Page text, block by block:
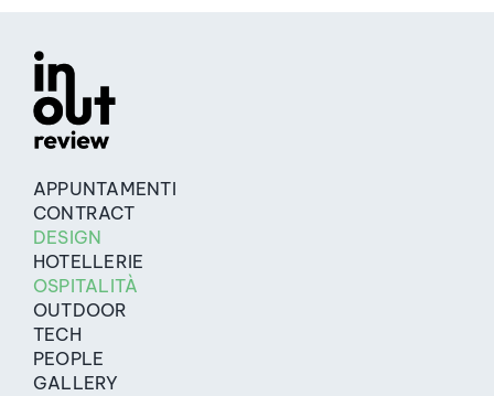
APPUNTAMENTI
CONTRACT
DESIGN
HOTELLERIE
OSPITALITÀ
OUTDOOR
TECH
PEOPLE
GALLERY